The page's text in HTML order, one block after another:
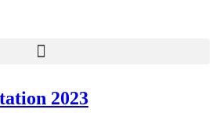
2023
d’outils